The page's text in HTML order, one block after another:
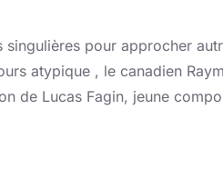
pour approcher
atypique , le canadien
de Lucas Fagin, jeune